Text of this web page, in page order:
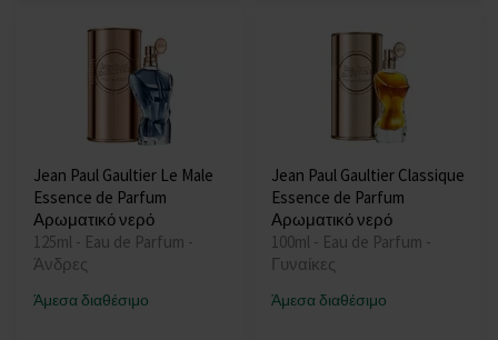
Jean Paul Gaultier Le Male
Essence de Parfum
Αρωματικό νερό
125ml - Eau de Parfum -
Άνδρες
Άμεσα διαθέσιμο
Jean Paul Gaultier Classique
Essence de Parfum
Αρωματικό νερό
100ml - Eau de Parfum -
Γυναίκες
Άμεσα διαθέσιμο